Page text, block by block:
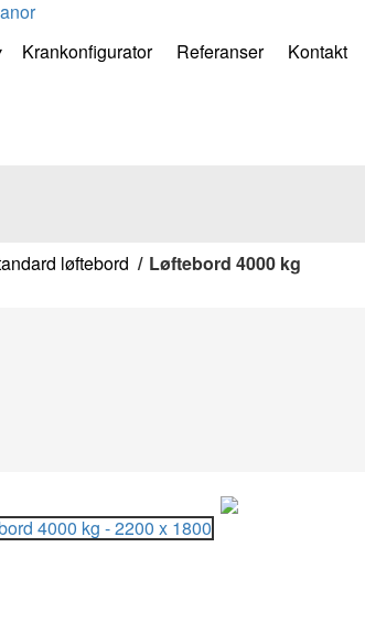
Krankonfigurator Referanser Kontakt
løftebord Løftebord 4000 kg